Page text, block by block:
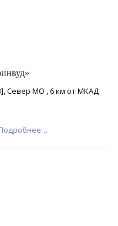
Север МО , 6 км от МКАД